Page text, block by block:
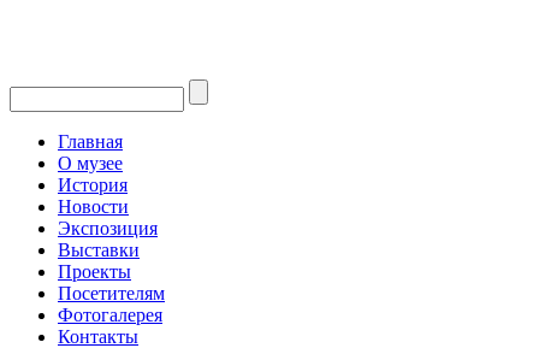
Главная
О музее
История
Новости
Экспозиция
Выставки
Проекты
Посетителям
Фотогалерея
Контакты